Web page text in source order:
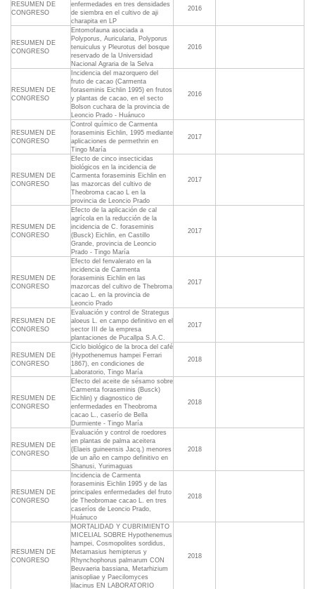
RESUMEN DE
CONGRESO
enfermedades en tres densidades
de siembra en el cultivo de aji
charapita en LP
2016
RESUMEN DE
CONGRESO
Entomofauna asociada a
Polyporus, Auricularia, Polyporus
tenuiculus y Pleurotus del bosque
reservado de la Universidad
Nacional Agraria de la Selva
2016
RESUMEN DE
CONGRESO
Incidencia del mazorquero del
fruto de cacao (Carmenta
foraseminis Eichlin 1995) en frutos
y plantas de cacao, en el secto
Bolson cuchara de la provincia de
Leoncio Prado - Huánuco
2016
RESUMEN DE
CONGRESO
Control químico de Carmenta
foraseminis Eichlin, 1995 mediante
aplicaciones de permethrin en
Tingo María
2017
RESUMEN DE
CONGRESO
Efecto de cinco insecticidas
biológicos en la incidencia de
Carmenta foraseminis Eichlin en
las mazorcas del cultivo de
Theobroma cacao L en la
provincia de Leoncio Prado
2017
RESUMEN DE
CONGRESO
Efecto de la aplicación de cal
agrícola en la reducción de la
incidencia de C. foraseminis
(Busck) Eichlin, en Castillo
Grande, provincia de Leoncio
Prado - Tingo María
2017
RESUMEN DE
CONGRESO
Efecto del fenvalerato en la
incidencia de Carmenta
foraseminis Eichlin en las
mazorcas del cultivo de Thebroma
cacao L. en la provincia de
Leoncio Prado
2017
RESUMEN DE
CONGRESO
Evaluación y control de Strategus
aloeus L. en campo definitivo en el
sector III de la empresa
plantaciones de Pucallpa S.A.C.
2017
RESUMEN DE
CONGRESO
Ciclo biológico de la broca del café
(Hypothenemus hampei Ferrari
1867), en condiciones de
Laboratorio, Tingo María
2018
RESUMEN DE
CONGRESO
Efecto del aceite de sésamo sobre
Carmenta foraseminis (Busck)
Eichlin) y diagnostico de
enfermedades en Theobroma
cacao L., caserío de Bella
Durmiente - Tingo María
2018
RESUMEN DE
CONGRESO
Evaluación y control de roedores
en plantas de palma aceitera
(Elaeis guineensis Jacq.) menores
de un año en campo definitivo en
Shanusi, Yurimaguas
2018
RESUMEN DE
CONGRESO
Incidencia de Carmenta
foraseminis Eichlin 1995 y de las
principales enfermedades del fruto
de Theobromae cacao L. en tres
caseríos de Leoncio Prado,
Huánuco
2018
RESUMEN DE
CONGRESO
MORTALIDAD Y CUBRIMIENTO
MICELIAL SOBRE Hypothenemus
hampei, Cosmopolites sordidus,
Metamasius hemipterus y
Rhynchophorus palmarum CON
Beuvaeria bassiana, Metarhizium
anisopliae y Paecilomyces
lilacinus EN LABORATORIO
2018